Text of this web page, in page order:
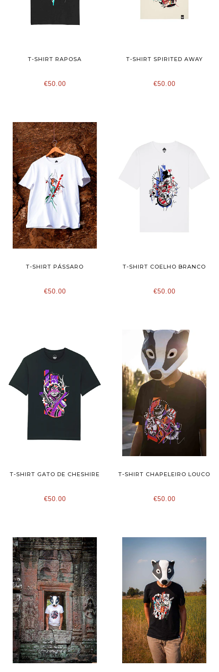
T-SHIRT RAPOSA
€50.00
T-SHIRT SPIRITED AWAY
€50.00
T-SHIRT PÁSSARO
€50.00
T-SHIRT COELHO BRANCO
€50.00
T-SHIRT GATO DE CHESHIRE
€50.00
T-SHIRT CHAPELEIRO LOUCO
€50.00